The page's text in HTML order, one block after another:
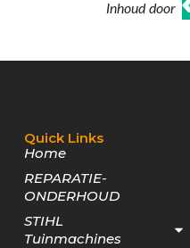
Inhoud door
Quick Links
Home
REPARATIE-
ONDERHOUD
STIHL
Tuinmachines